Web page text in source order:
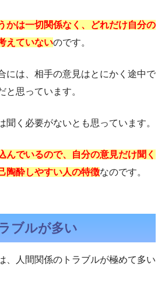
かは一切関係なく、どれだけ自分の
えていないのです。
には、相手の意見はとにかく途中で
と思っています。
聞く必要がないとも思っています。
んでいるので、自分の意見だけ聞く
陶酔しやすい人の特徴なのです。
ブルが多い
、人間関係のトラブルが極めて多い